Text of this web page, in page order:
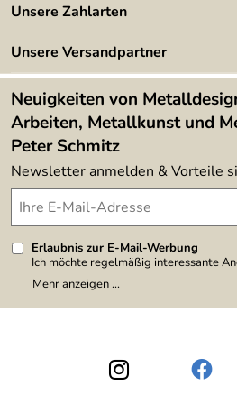
Kundeninformationen
Newsletter
Lieferbedingungen
Angebote
Kundenbewertungen (394)
4,9/5
Unsere Zahlarten
Unsere Versandpartner
Neuigkeiten von
Arbeiten, Metallkunst und
Peter Schmitz
Newsletter anmelden & Vorteile
Erlaubnis zur E-Mail-Werbung
Ich möchte regelmäßig interessante
Meine E-Mail-Adresse wird nicht an
weitergegeben. Zu statistischen
den Link "Abmelden" am Ende des
Datenschutzerklärung
habe ich zur
Mehr anzeigen ...